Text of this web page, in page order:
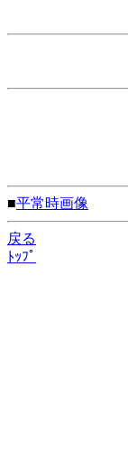
■平常時画像
戻る
ﾄｯﾌﾟ